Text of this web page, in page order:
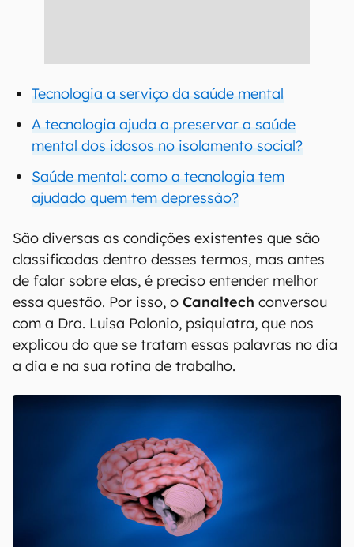
Tecnologia a serviço da saúde mental
A tecnologia ajuda a preservar a saúde
mental dos idosos no isolamento social?
Saúde mental: como a tecnologia tem
ajudado quem tem depressão?
São diversas as condições existentes que são
classificadas dentro desses termos, mas antes
de falar sobre elas, é preciso entender melhor
essa questão. Por isso, o Canaltech conversou
com a Dra. Luisa Polonio, psiquiatra, que nos
explicou do que se tratam essas palavras no dia
a dia e na sua rotina de trabalho.